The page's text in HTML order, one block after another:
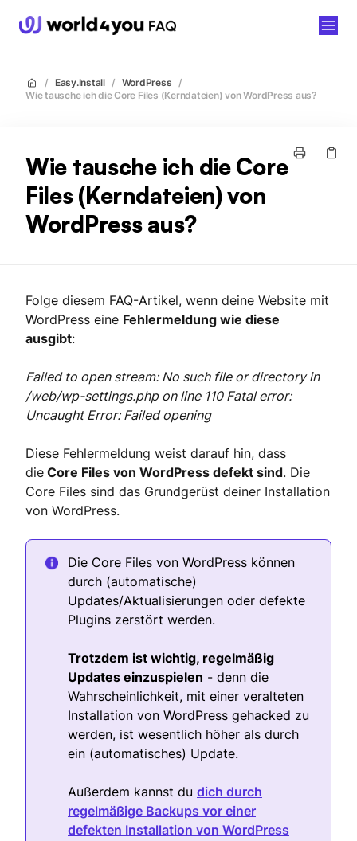
/ Easy.Install / WordPress /
Wie tausche ich die Core Files (Kerndateien) von WordPress aus?
Wie tausche ich die Core
Files (Kerndateien) von
WordPress aus?
Folge diesem FAQ-Artikel, wenn deine Website mit
WordPress eine Fehlermeldung wie diese
ausgibt:
Failed to open stream: No such file or directory in
/web/wp-settings.php on line 110 Fatal error:
Uncaught Error: Failed opening
Diese Fehlermeldung weist darauf hin, dass
die Core Files von WordPress defekt sind. Die
Core Files sind das Grundgerüst deiner Installation
von WordPress.
Die Core Files von WordPress können
durch (automatische)
Updates/Aktualisierungen oder defekte
Plugins zerstört werden.
Trotzdem ist wichtig, regelmäßig
Updates einzuspielen - denn die
Wahrscheinlichkeit, mit einer veralteten
Installation von WordPress gehacked zu
werden, ist wesentlich höher als durch
ein (automatisches) Update.
Außerdem kannst du dich durch
regelmäßige Backups vor einer
defekten Installation von WordPress